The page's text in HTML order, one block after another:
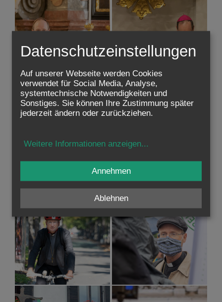
Datenschutzeinstellungen
Auf unserer Webseite werden Cookies
verwendet für Social Media, Analyse,
systemtechnische Notwendigkeiten und
Sonstiges. Sie können Ihre Zustimmung später
jederzeit ändern oder zurückziehen.
Weitere Informationen anzeigen...
Ablehnen
Annehmen